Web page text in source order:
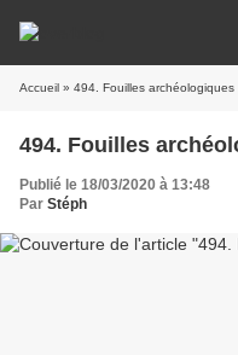
Accueil » 494. Fouilles archéologiques
494. Fouilles
Publié le 18/03/2020 à 13:48
Par Stéph